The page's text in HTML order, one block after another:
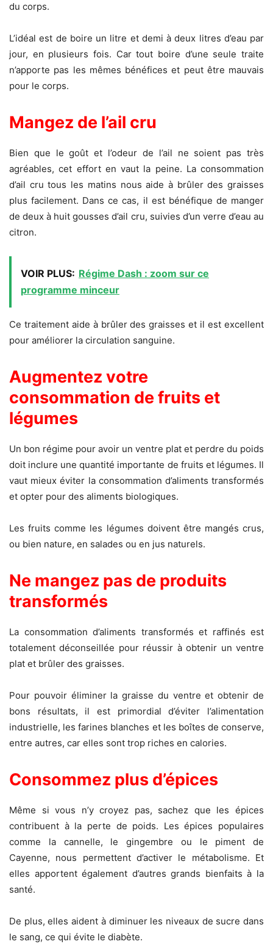
du corps.
L’idéal est de boire un litre et demi à deux litres d’eau par
jour, en plusieurs fois. Car tout boire d’une seule traite
n’apporte pas les mêmes bénéfices et peut être mauvais
pour le corps.
Mangez de l’ail cru
Bien que le goût et l’odeur de l’ail ne soient pas très
agréables, cet effort en vaut la peine. La consommation
d’ail cru tous les matins nous aide à brûler des graisses
plus facilement. Dans ce cas, il est bénéfique de manger
de deux à huit gousses d’ail cru, suivies d’un verre d’eau au
citron.
VOIR PLUS: Régime Dash : zoom sur ce
programme minceur
Ce traitement aide à brûler des graisses et il est excellent
pour améliorer la circulation sanguine.
Augmentez votre
consommation de fruits et
légumes
Un bon régime pour avoir un ventre plat et perdre du poids
doit inclure une quantité importante de fruits et légumes. Il
vaut mieux éviter la consommation d’aliments transformés
et opter pour des aliments biologiques.
Les fruits comme les légumes doivent être mangés crus,
ou bien nature, en salades ou en jus naturels.
Ne mangez pas de produits
transformés
La consommation d’aliments transformés et raffinés est
totalement déconseillée pour réussir à obtenir un ventre
plat et brûler des graisses.
Pour pouvoir éliminer la graisse du ventre et obtenir de
bons résultats, il est primordial d’éviter l’alimentation
industrielle, les farines blanches et les boîtes de conserve,
entre autres, car elles sont trop riches en calories.
Consommez plus d’épices
Même si vous n’y croyez pas, sachez que les épices
contribuent à la perte de poids. Les épices populaires
comme la cannelle, le gingembre ou le piment de
Cayenne, nous permettent d’activer le métabolisme. Et
elles apportent également d’autres grands bienfaits à la
santé.
De plus, elles aident à diminuer les niveaux de sucre dans
le sang, ce qui évite le diabète.